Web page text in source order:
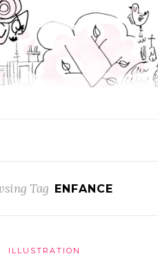
Tag ENFANCE
ILLUSTRATION